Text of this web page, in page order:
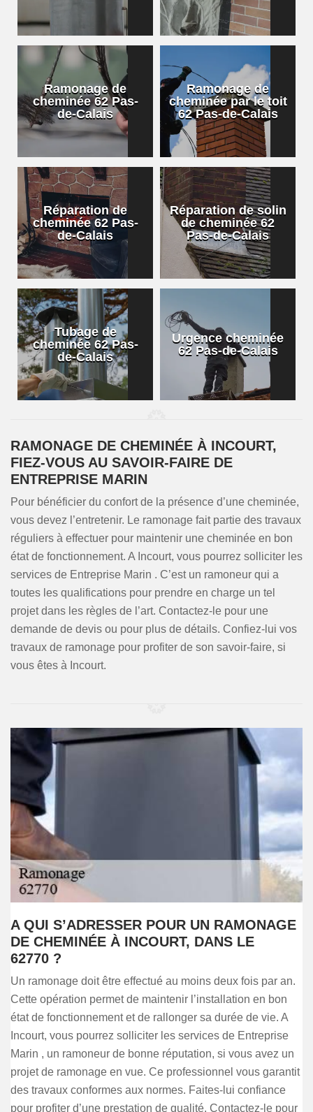
Ramonage de
cheminée 62 Pas-
de-Calais
Ramonage de
cheminée par le toit
62 Pas-de-Calais
Réparation de
cheminée 62 Pas-
de-Calais
Réparation de solin
de cheminée 62
Pas-de-Calais
Tubage de
cheminée 62 Pas-
de-Calais
Urgence cheminée
62 Pas-de-Calais
RAMONAGE DE CHEMINÉE À INCOURT,
FIEZ-VOUS AU SAVOIR-FAIRE DE
ENTREPRISE MARIN
Pour bénéficier du confort de la présence d’une cheminée,
vous devez l’entretenir. Le ramonage fait partie des travaux
réguliers à effectuer pour maintenir une cheminée en bon
état de fonctionnement. A Incourt, vous pourrez solliciter les
services de Entreprise Marin . C’est un ramoneur qui a
toutes les qualifications pour prendre en charge un tel
projet dans les règles de l’art. Contactez-le pour une
demande de devis ou pour plus de détails. Confiez-lui vos
travaux de ramonage pour profiter de son savoir-faire, si
vous êtes à Incourt.
A QUI S’ADRESSER POUR UN RAMONAGE
DE CHEMINÉE À INCOURT, DANS LE
62770 ?
Un ramonage doit être effectué au moins deux fois par an.
Cette opération permet de maintenir l’installation en bon
état de fonctionnement et de rallonger sa durée de vie. A
Incourt, vous pourrez solliciter les services de Entreprise
Marin , un ramoneur de bonne réputation, si vous avez un
projet de ramonage en vue. Ce professionnel vous garantit
des travaux conformes aux normes. Faites-lui confiance
pour profiter d’une prestation de qualité. Contactez-le pour